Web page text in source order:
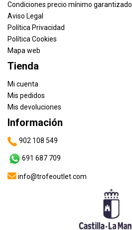
Condiciones precio mínimo garantizado
Aviso Legal
Política Privacidad
Política Cookies
Mapa web
Tienda
Mi cuenta
Mis pedidos
Mis devoluciones
Información
902 108 549
691 687 709
info@trofeoutlet.com